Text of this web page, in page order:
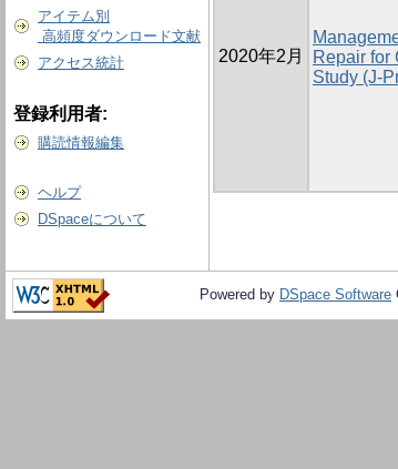
アイテム別
高頻度ダウンロード文献
アクセス統計
登録利用者:
購読情報編集
ヘルプ
DSpaceについて
2020年2月
Repair for
Study (J-
Powered by DSpace Software